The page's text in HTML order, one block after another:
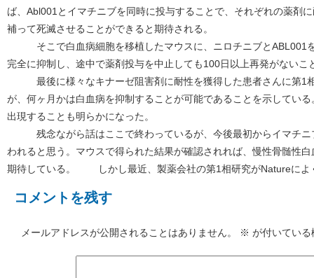
ば、Abl001とイマチニブを同時に投与することで、それぞれの薬剤
補って死滅させることができると期待される。
そこで白血病細胞を移植したマウスに、ニロチニブとABL001を
完全に抑制し、途中で薬剤投与を中止しても100日以上再発がないこ
最後に様々なキナーゼ阻害剤に耐性を獲得した患者さんに第1相
が、何ヶ月かは白血病を抑制することが可能であることを示してい
出現することも明らかになった。
残念ながら話はここで終わっているが、今後最初からイマチニ
われると思う。マウスで得られた結果が確認されれば、慢性骨髄性
期待している。 しかし最近、製薬会社の第1相研究がNatureによ
コメントを残す
メールアドレスが公開されることはありません。 ※ が付いてい